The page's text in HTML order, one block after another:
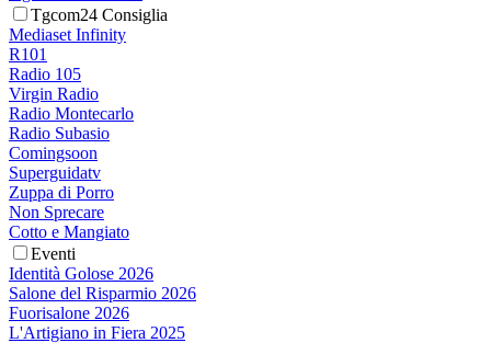
Tgcom24 Consiglia
Mediaset Infinity
R101
Radio 105
Virgin Radio
Radio Montecarlo
Radio Subasio
Comingsoon
Superguidatv
Zuppa di Porro
Non Sprecare
Cotto e Mangiato
Eventi
Identità Golose 2026
Salone del Risparmio 2026
Fuorisalone 2026
L'Artigiano in Fiera 2025